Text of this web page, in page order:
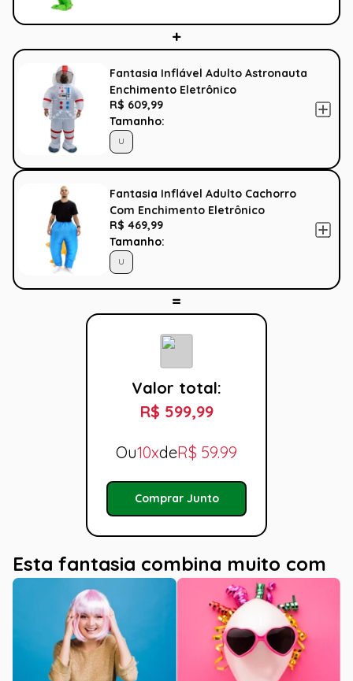
Fantasia Inflável Adulto Astronauta
Enchimento Eletrônico
R$ 609,99
Tamanho:
U
Fantasia Inflável Adulto Cachorro
Com Enchimento Eletrônico
R$ 469,99
Tamanho:
U
Valor total:
R$ 599,99
Ou10xdeR$ 59.99
Comprar Junto
Esta fantasia combina muito com